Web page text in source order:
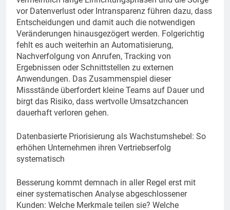
vor Datenverlust oder Intransparenz führen dazu, dass
Entscheidungen und damit auch die notwendigen
Veränderungen hinausgezögert werden. Folgerichtig
fehlt es auch weiterhin an Automatisierung,
Nachverfolgung von Anrufen, Tracking von
Ergebnissen oder Schnittstellen zu externen
Anwendungen. Das Zusammenspiel dieser
Missstände überfordert kleine Teams auf Dauer und
birgt das Risiko, dass wertvolle Umsatzchancen
dauerhaft verloren gehen.
Datenbasierte Priorisierung als Wachstumshebel: So
erhöhen Unternehmen ihren Vertriebserfolg
systematisch
Besserung kommt demnach in aller Regel erst mit
einer systematischen Analyse abgeschlossener
Kunden: Welche Merkmale teilen sie? Welche